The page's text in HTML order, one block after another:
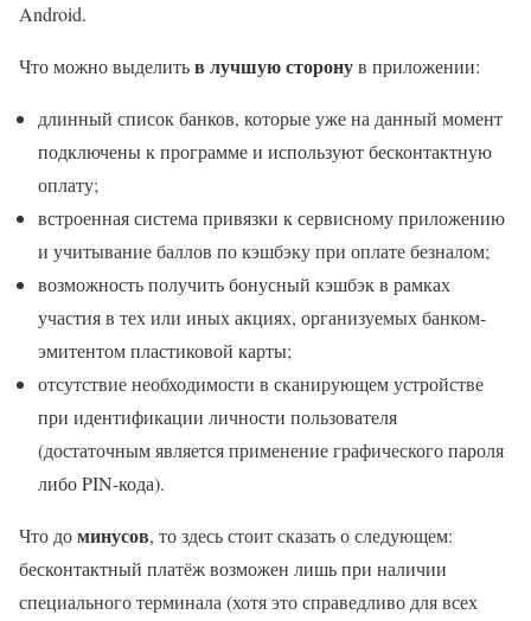
Android.
Что можно выделитьв лучшую сторонув приложении:
длинный список банков, которые уже на данный момент
подключены к программе и используют бесконтактную
оплату;
встроенная система привязки к сервисному приложению
и учитывание баллов по кэшбэку при оплате безналом;
возможность получить бонусный кэшбэк в рамках
участия в тех или иных акциях, организуемых банком-
эмитентом пластиковой карты;
отсутствие необходимости в сканирующем устройстве
при идентификации личности пользователя
(достаточным является применение графического пароля
либо PIN-кода).
Что доминусов, то здесь стоит сказать о следующем:
бесконтактный платёж возможен лишь при наличии
специального терминала (хотя это справедливо для всех